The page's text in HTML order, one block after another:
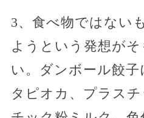
3、食べ物ではない
ようという発想が
い。ダンボール餃
タピオカ、プラス